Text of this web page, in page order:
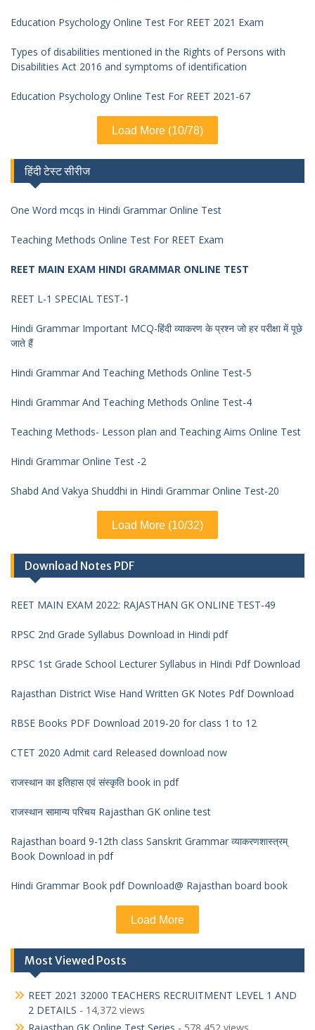
Education Psychology Online Test For REET 2021 Exam
Types of disabilities mentioned in the Rights of Persons with
Disabilities Act 2016 and symptoms of identification
Education Psychology Online Test For REET 2021-67
Load More (10/78)
हिंदी टेस्ट सीरीज
One Word mcqs in Hindi Grammar Online Test
Teaching Methods Online Test For REET Exam
REET MAIN EXAM HINDI GRAMMAR ONLINE TEST
REET L-1 SPECIAL TEST-1
Hindi Grammar Important MCQ-हिंदी व्याकरण के प्रश्न जो हर परीक्षा में पूछे
जाते हैं
Hindi Grammar And Teaching Methods Online Test-5
Hindi Grammar And Teaching Methods Online Test-4
Teaching Methods- Lesson plan and Teaching Aims Online Test
Hindi Grammar Online Test -2
Shabd And Vakya Shuddhi in Hindi Grammar Online Test-20
Load More (10/32)
Download Notes PDF
REET MAIN EXAM 2022: RAJASTHAN GK ONLINE TEST-49
RPSC 2nd Grade Syllabus Download in Hindi pdf
RPSC 1st Grade School Lecturer Syllabus in Hindi Pdf Download
Rajasthan District Wise Hand Written GK Notes Pdf Download
RBSE Books PDF Download 2019-20 for class 1 to 12
CTET 2020 Admit card Released download now
राजस्थान का इतिहास एवं संस्कृति book in pdf
राजस्थान सामान्य परिचय Rajasthan GK online test
Rajasthan board 9-12th class Sanskrit Grammar व्याकरणशास्त्रम्
Book Download in pdf
Hindi Grammar Book pdf Download@ Rajasthan board book
Load More
Most Viewed Posts
REET 2021 32000 TEACHERS RECRUITMENT LEVEL 1 AND
2 DETAILS - 14,372 views
Rajasthan GK Online Test Series - 578,452 views